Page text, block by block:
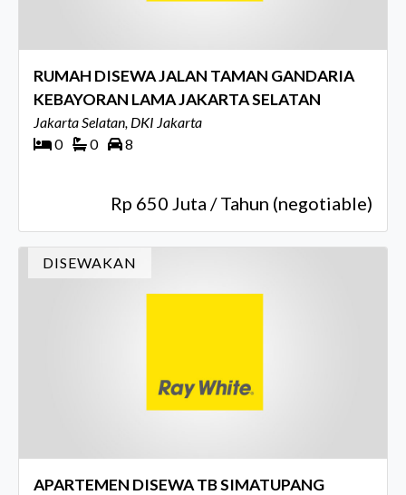
RUMAH DISEWA JALAN TAMAN GANDARIA
KEBAYORAN LAMA JAKARTA SELATAN
Jakarta Selatan, DKI Jakarta
0
0 8
Rp 650 Juta / Tahun (negotiable)
DISEWAKAN
APARTEMEN DISEWA TB SIMATUPANG